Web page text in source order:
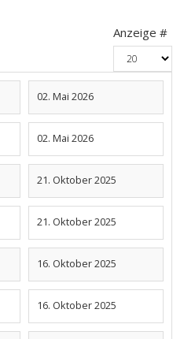
Anzeige #
02. Mai 2026
02. Mai 2026
21. Oktober 2025
21. Oktober 2025
16. Oktober 2025
16. Oktober 2025